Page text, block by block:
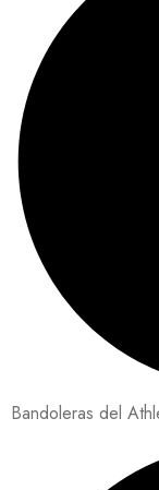
Bandoleras del